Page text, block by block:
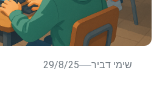
שימי דביר 29/8/25